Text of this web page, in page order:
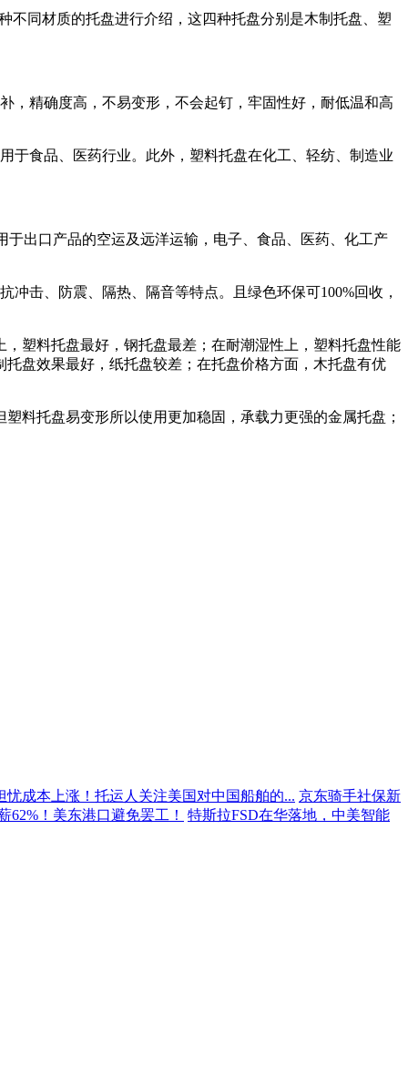
不同材质的托盘进行介绍，这四种托盘分别是木制托盘、塑
，精确度高，不易变形，不会起钉，牢固性好，耐低温和高
于食品、医药行业。此外，塑料托盘在化工、轻纺、制造业
出口产品的空运及远洋运输，电子、食品、医药、化工产
击、防震、隔热、隔音等特点。且绿色环保可100%回收，
塑料托盘最好，钢托盘最差；在耐潮湿性上，塑料托盘性能
盘效果最好，纸托盘较差；在托盘价格方面，木托盘有优
料托盘易变形所以使用更加稳固，承载力更强的金属托盘；
忧成本上涨！托运人关注美国对中国船舶的... 京东骑手社保新
62%！美东港口避免罢工！
特斯拉FSD在华落地，中美智能